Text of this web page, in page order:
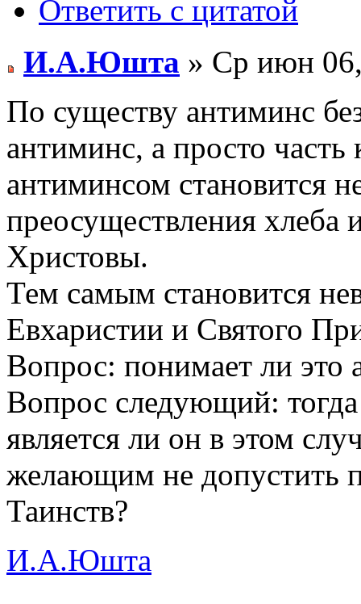
Ответить с цитатой
И.А.Юшта » Ср июн
По существу антиминс
антиминс, а просто
антиминсом становится
преосуществления хлеба
Христовы.
Тем самым становится
Евхаристии и Святого
Вопрос: понимает ли это
Вопрос следующий: тогда
является ли он в этом
желающим не допустить
Таинств?
И.А.Юшта